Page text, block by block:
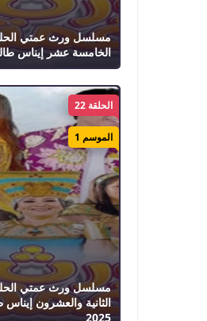
الخامسة عشر إيناس طالب
الثانية والعشرون
2025
الحلقة 22
الموسم 1